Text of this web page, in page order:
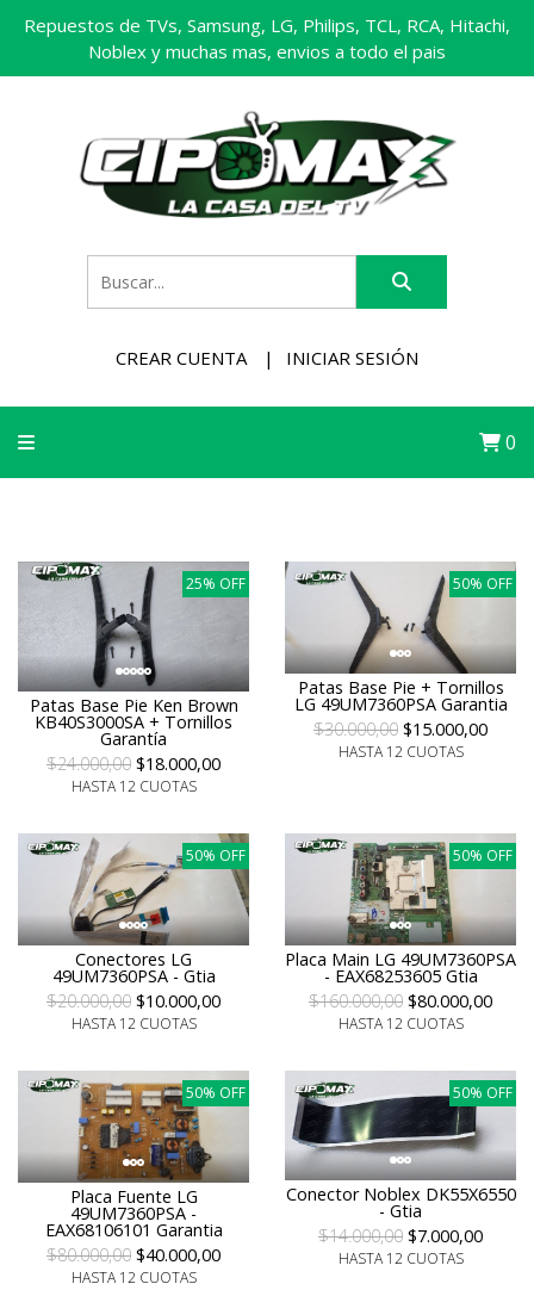
Repuestos de TVs, Samsung, LG, Philips, TCL, RCA, Hitachi,
Noblex y muchas mas, envios a todo el pais
CREAR CUENTA INICIAR SESIÓN
0
25% OFF
Patas Base Pie Ken Brown
KB40S3000SA + Tornillos
Garantía
$24.000,00 $18.000,00
HASTA 12 CUOTAS
50% OFF
Patas Base Pie + Tornillos
LG 49UM7360PSA Garantia
$30.000,00 $15.000,00
HASTA 12 CUOTAS
50% OFF
Conectores LG
49UM7360PSA - Gtia
$20.000,00 $10.000,00
HASTA 12 CUOTAS
50% OFF
Placa Main LG 49UM7360PSA
- EAX68253605 Gtia
$160.000,00 $80.000,00
HASTA 12 CUOTAS
50% OFF
Placa Fuente LG
49UM7360PSA -
EAX68106101 Garantia
$80.000,00 $40.000,00
HASTA 12 CUOTAS
50% OFF
Conector Noblex DK55X6550
- Gtia
$14.000,00 $7.000,00
HASTA 12 CUOTAS